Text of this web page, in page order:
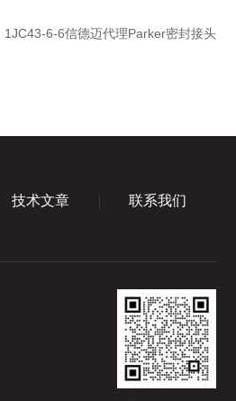
1JC43-6-6信德迈代理Parker密封接头
技术文章 联系我们